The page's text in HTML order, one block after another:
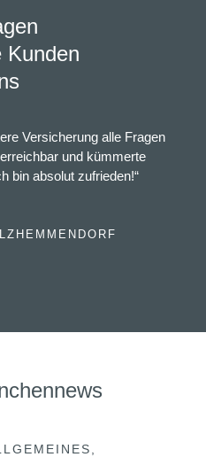
Kunden
Versicherung alle Fragen
und kümmerte
bin absolut zufrieden!“